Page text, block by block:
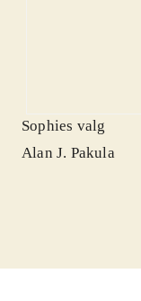
Sophies valg
Alan J. Pakula